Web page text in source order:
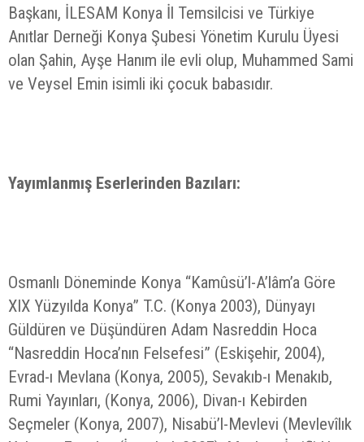
Başkanı, İLESAM Konya İl Temsilcisi ve Türkiye
Anıtlar Derneği Konya Şubesi Yönetim Kurulu Üyesi
olan Şahin, Ayşe Hanım ile evli olup, Muhammed Sami
ve Veysel Emin isimli iki çocuk babasıdır.
Yayımlanmış Eserlerinden Bazıları:
Osmanlı Döneminde Konya “Kamûsü’l-A’lâm’a Göre
XIX Yüzyılda Konya” T.C. (Konya 2003), Dünyayı
Güldüren ve Düşündüren Adam Nasreddin Hoca
“Nasreddin Hoca’nın Felsefesi” (Eskişehir, 2004),
Evrad-ı Mevlana (Konya, 2005), Sevakıb-ı Menakıb,
Rumi Yayınları, (Konya, 2006), Divan-ı Kebirden
Seçmeler (Konya, 2007), Nisabü’l-Mevlevi (Mevlevîlık